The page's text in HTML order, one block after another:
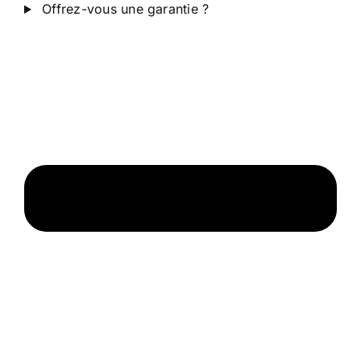
Offrez-vous une garantie ?